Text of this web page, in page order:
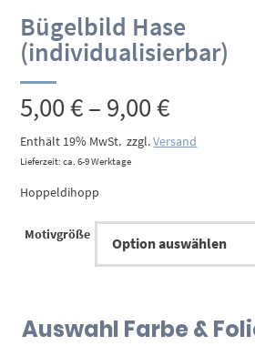
Bügelbild Hase
(individualisierbar)
5,00€– 9,00€
5,00 €
9,00 €
Enthält 19% MwSt. zzgl.Versand
Lieferzeit: ca. 6-9 Werktage
Hoppeldihopp
Motivgröße
Auswahl Farbe &